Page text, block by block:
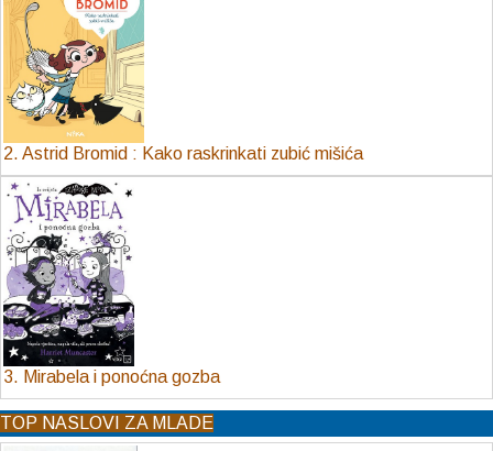
2. Astrid Bromid : Kako raskrinkati zubić mišića
3. Mirabela i ponoćna gozba
TOP NASLOVI ZA MLADE